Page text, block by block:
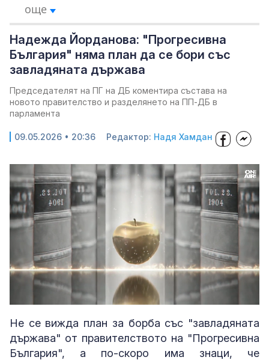
още
Надежда Йорданова: "Прогресивна
България" няма план да се бори със
завладяната държава
Председателят на ПГ на ДБ коментира състава на
новото правителство и разделянето на ПП-ДБ в
парламента
09.05.2026 • 20:36 Редактор: Надя Хамдан
Loaded:
Не се вижда план за борба със "завладяната
държава" от правителството на "Прогресивна
България", а по-скоро има знаци, че